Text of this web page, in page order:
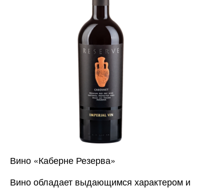
Вино «Каберне Резерва»
Вино обладает выдающимся характером и